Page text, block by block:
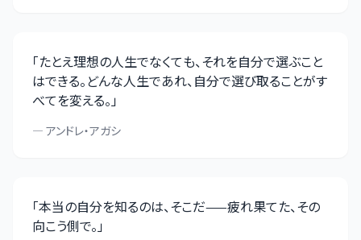
「たとえ理想の人生でなくても、それを自分で選ぶこと
はできる。どんな人生であれ、自分で選び取ることがす
べてを変える。」
— アンドレ・アガシ
「本当の自分を知るのは、そこだ——疲れ果てた、その
向こう側で。」